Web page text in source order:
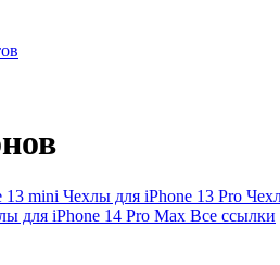
13 mini Чехлы для iPhone 13 Pro
для iPhone 14 Pro Max Все ссылки